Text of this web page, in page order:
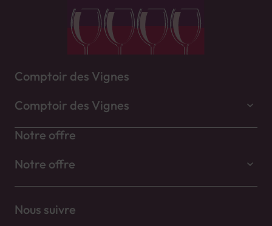
Comptoir des Vignes
Comptoir des Vignes
Notre offre
Notre offre
Nous suivre